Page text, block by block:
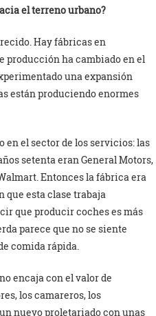
el terreno urbano?
Hay fábricas en
producción ha cambiado en el
una expansión
están produciendo enormes
en el sector de los servicios: las
setenta eran General Motors,
Entonces la fábrica era
que esta clase trabaja
que producir coches es más
parece que no se siente
comida rápida.
encaja con el valor de
los camareros, los
nuevo proletariado con unas